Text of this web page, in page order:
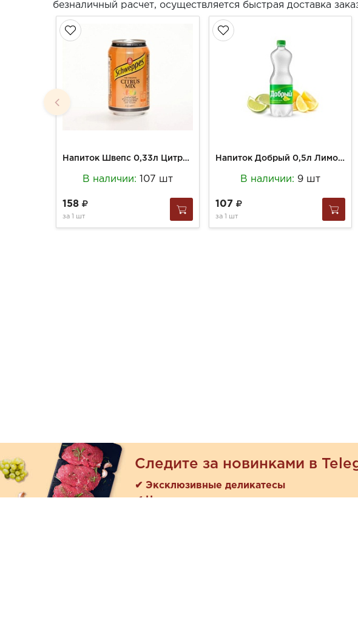
безналичный расчет, осуществляется быстрая доставка
Напиток Швепс 0,33л Цитрус Микс ж/б Польша
В наличии: 107 шт
158
за 1 шт
Напиток Добрый 0,5л Лимон-Лайм ПЭТ
В наличии: 9 шт
107
за 1 шт
Следите за новинками в
✔ Эксклюзивные деликатесы
✔ Новые поступления